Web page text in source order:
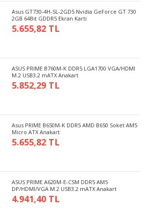
Asus GT730-4H-SL-2GD5 Nvidia GeForce GT 730
2GB 64Bit GDDR5 Ekran Kartı
5.655,82 TL
ASUS PRIME B760M-K DDR5 LGA1700 VGA/HDMI
M.2 USB3.2 mATX Anakart
5.852,29 TL
Asus PRIME B650M-K DDR5 AMD B650 Soket AM5
Micro ATX Anakart
5.655,82 TL
ASUS PRIME A620M-E-CSM DDR5 AM5
DP/HDMI/VGA M.2 USB3.2 mATX Anakart
4.941,40 TL